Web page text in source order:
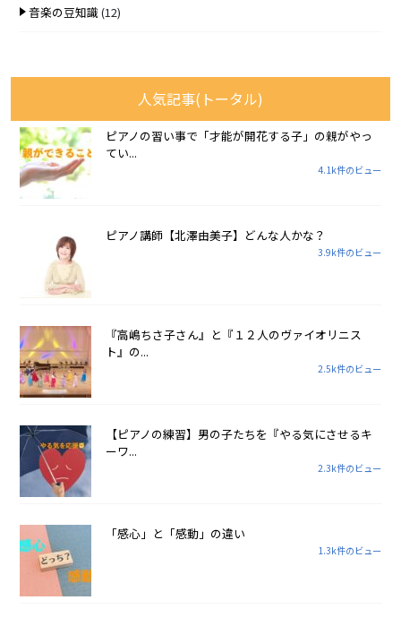
音楽の豆知識(12)
人気記事(トータル)
ピアノの習い事で「才能が開花する子」の親がやっ
てい...
4.1k件のビュー
ピアノ講師【北澤由美子】どんな人かな？
3.9k件のビュー
『高嶋ちさ子さん』と『１２人のヴァイオリニス
ト』の...
2.5k件のビュー
【ピアノの練習】男の子たちを『やる気にさせるキ
ーワ...
2.3k件のビュー
「感心」と「感動」の違い
1.3k件のビュー